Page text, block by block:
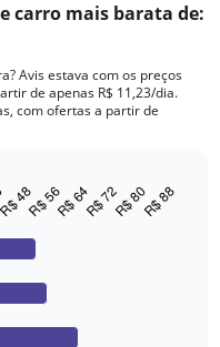
carro mais barata de:
Avis estava com os preços
de apenas R$ 11,23/dia.
com ofertas a partir de
48 R$ 72
R$ 56R$ 64 R$ 80R$ 88